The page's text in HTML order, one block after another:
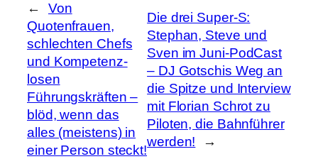
←
Von
Quotenfrauen,
schlechten Chefs
und Kompetenz-
losen
Führungskräften –
blöd, wenn das
alles (meistens) in
einer Person steckt!
Die drei Super-S:
Stephan, Steve und
Sven im Juni-PodCast
– DJ Gotschis Weg an
die Spitze und Interview
mit Florian Schrot zu
Piloten, die Bahnführer
werden!
→